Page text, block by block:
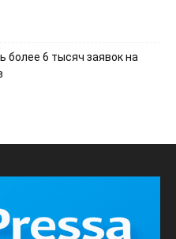
более 6 тысяч заявок на